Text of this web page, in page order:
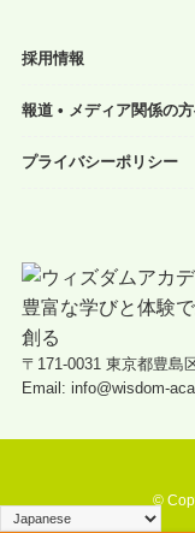
採用情報
報道 • メディア関係の
プライバシーポリシー
〒171-0031 東京都豊島
Email: info@wisdom-
©